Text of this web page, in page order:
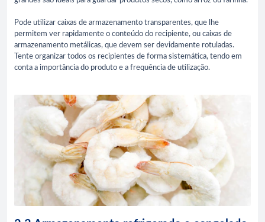
Pode utilizar caixas de armazenamento transparentes, que lhe
permitem ver rapidamente o conteúdo do recipiente, ou caixas de
armazenamento metálicas, que devem ser devidamente rotuladas.
Tente organizar todos os recipientes de forma sistemática, tendo em
conta a importância do produto e a frequência de utilização.